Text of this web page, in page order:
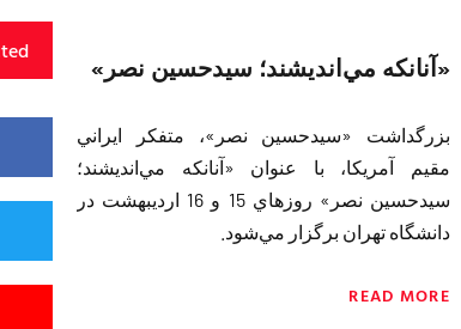
«آنانكه مي‌اند‌يشند‌؛ سيد‌حسين نصر»
بزرگد‌اشت «سيد‌حسين نصر»، متفكر ايراني
مقيم آمريكا، با عنوان «آنانكه مي‌اند‌يشند‌؛
سيد‌حسين نصر» روزهاي 15 و 16 ارد‌يبهشت د‌ر
د‌انشگاه تهران برگزار مي‌شود‌.
READ MORE